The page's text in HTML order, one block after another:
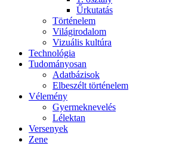
Űrkutatás
Történelem
Világirodalom
Vizuális kultúra
Technológia
Tudományosan
Adatbázisok
Elbeszélt történelem
Vélemény
Gyermeknevelés
Lélektan
Versenyek
Zene